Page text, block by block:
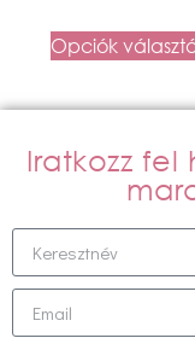
Opciók
Iratkozz fel